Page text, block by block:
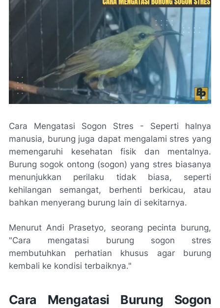
Cara Mengatasi Sogon Stres - Seperti halnya
manusia, burung juga dapat mengalami stres yang
memengaruhi kesehatan fisik dan mentalnya.
Burung sogok ontong (sogon) yang stres biasanya
menunjukkan perilaku tidak biasa, seperti
kehilangan semangat, berhenti berkicau, atau
bahkan menyerang burung lain di sekitarnya.
Menurut Andi Prasetyo, seorang pecinta burung,
"Cara mengatasi burung sogon stres
membutuhkan perhatian khusus agar burung
kembali ke kondisi terbaiknya."
Cara Mengatasi Burung Sogon